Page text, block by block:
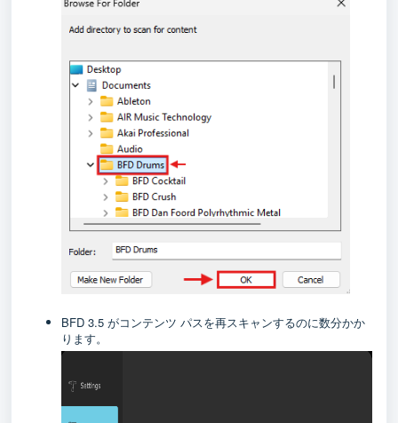
BFD 3.5 がコンテンツ パスを再スキャンするのに数分かか
ります。